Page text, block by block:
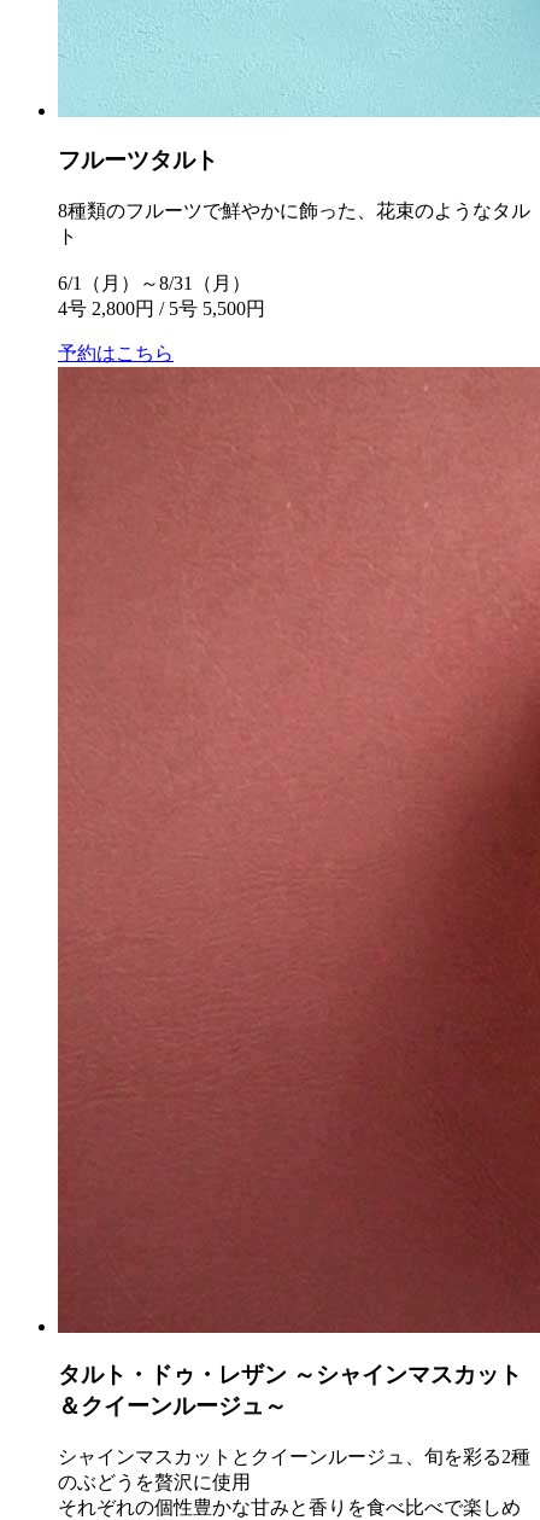
フルーツタルト
8種類のフルーツで鮮やかに飾った、花束のようなタル
ト
6/1（月）～8/31（月）
4号 2,800円 / 5号 5,500円
予約はこちら
タルト・ドゥ・レザン ～シャインマスカット
＆クイーンルージュ～
シャインマスカットとクイーンルージュ、旬を彩る2種
のぶどうを贅沢に使用
それぞれの個性豊かな甘みと香りを食べ比べで楽しめ